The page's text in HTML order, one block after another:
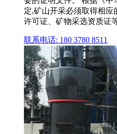
定,矿山开采必须取得相
许可证、矿物采选资质证等
联系电话: 180 3780 8511